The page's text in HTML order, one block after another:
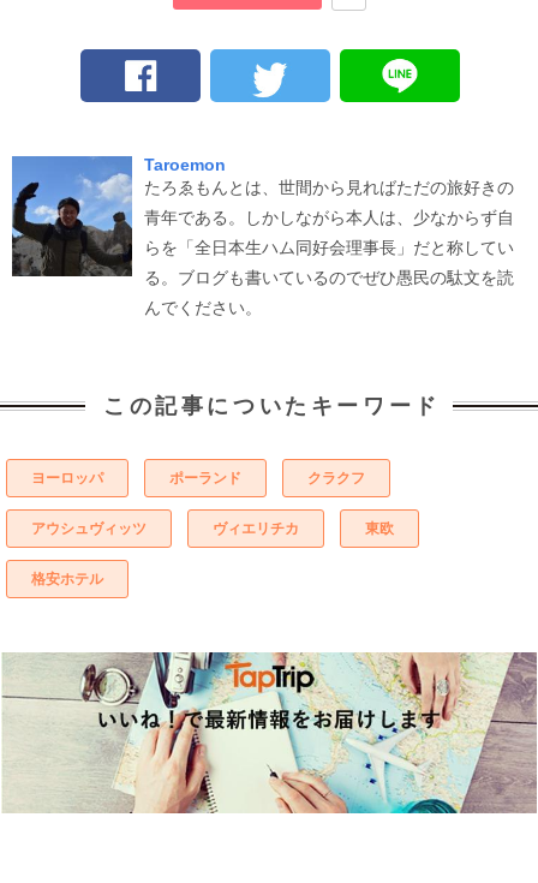
Taroemon
たろゑもんとは、世間から見ればただの旅好きの
青年である。しかしながら本人は、少なからず自
らを「全日本生ハム同好会理事長」だと称してい
る。ブログも書いているのでぜひ愚民の駄文を読
んでください。
この記事についたキーワード
ヨーロッパ ポーランド クラクフ
アウシュヴィッツ ヴィエリチカ 東欧
格安ホテル